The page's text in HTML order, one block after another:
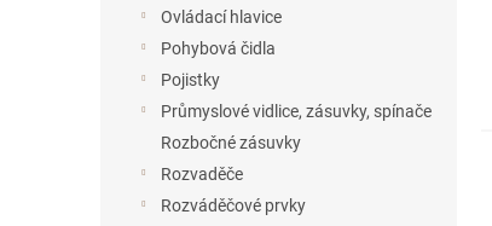
Ovládací hlavice
Pohybová čidla
Pojistky
Průmyslové vidlice, zásuvky, spínače
Rozbočné zásuvky
Rozvaděče
Rozváděčové prvky